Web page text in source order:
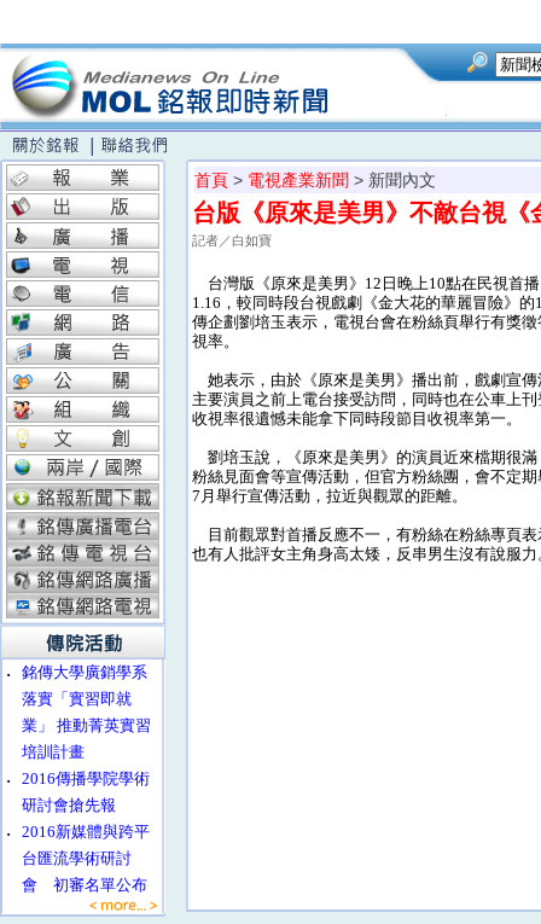
‧
銘傳大學廣銷學系
落實「實習即就
業」 推動菁英實習
培訓計畫
‧
2016傳播學院學術
研討會搶先報
‧
2016新媒體與跨平
台匯流學術研討
會 初審名單公布
首頁 > 電視產業新聞 > 新聞內文
台版《原來是美男》不敵台視
記者／白如寶
台灣版《原來是美男》12日晚上10點在民視首
1.16，較同時段台視戲劇《金大花的華麗冒險》的
傳企劃劉培玉表示，電視台會在粉絲頁舉行有獎
視率。
她表示，由於《原來是美男》播出前，戲劇宣
主要演員之前上電台接受訪問，同時也在公車上
收視率很遺憾未能拿下同時段節目收視率第一。
劉培玉說，《原來是美男》的演員近來檔期很
粉絲見面會等宣傳活動，但官方粉絲團，會不定
7月舉行宣傳活動，拉近與觀眾的距離。
目前觀眾對首播反應不一，有粉絲在粉絲專頁
也有人批評女主角身高太矮，反串男生沒有說服力